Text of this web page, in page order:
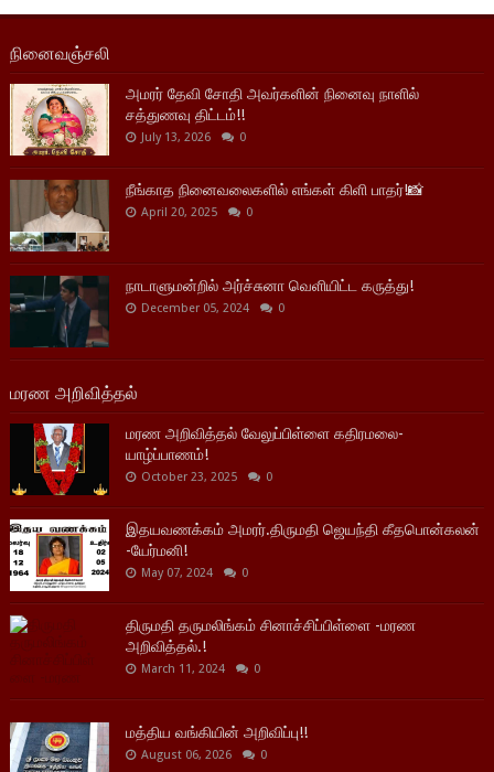
நினைவஞ்சலி
அமரர் தேவி சோதி அவர்களின் நினைவு நாளில்
சத்துணவு திட்டம்!!
July 13, 2026 0
நீங்காத நினைவலைகளில் எங்கள் கிளி பாதர்!📸
April 20, 2025 0
நாடாளுமன்றில் அர்ச்சுனா வெளியிட்ட கருத்து!
December 05, 2024 0
மரண அறிவித்தல்
மரண அறிவித்தல் வேலுப்பிள்ளை கதிரமலை-
யாழ்ப்பாணம்!
October 23, 2025 0
இதயவணக்கம் அமரர்.திருமதி ஜெயந்தி கீதபொன்கலன்
-யேர்மனி!
May 07, 2024 0
திருமதி தருமலிங்கம் சினாச்சிப்பிள்ளை -மரண
அறிவித்தல்.!
March 11, 2024 0
மத்திய வங்கியின் அறிவிப்பு!!
August 06, 2026 0